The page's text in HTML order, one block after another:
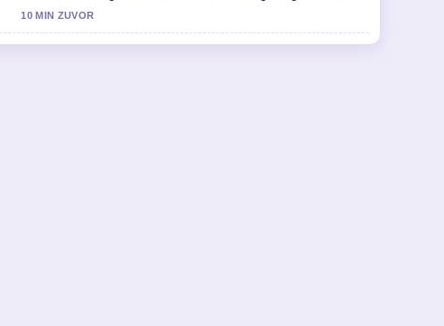
hier.
10 MIN ZUVOR